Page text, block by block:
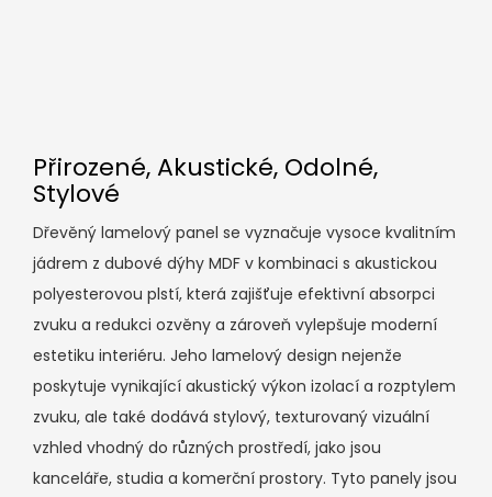
Přirozené, Akustické, Odolné,
Stylové
Dřevěný lamelový panel se vyznačuje vysoce kvalitním
jádrem z dubové dýhy MDF v kombinaci s akustickou
polyesterovou plstí, která zajišťuje efektivní absorpci
zvuku a redukci ozvěny a zároveň vylepšuje moderní
estetiku interiéru. Jeho lamelový design nejenže
poskytuje vynikající akustický výkon izolací a rozptylem
zvuku, ale také dodává stylový, texturovaný vizuální
vzhled vhodný do různých prostředí, jako jsou
kanceláře, studia a komerční prostory. Tyto panely jsou